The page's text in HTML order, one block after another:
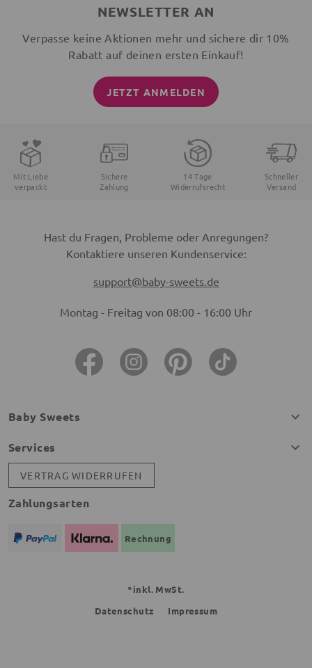
NEWSLETTER AN
Verpasse keine Aktionen mehr und sichere dir 10%
Rabatt auf deinen ersten Einkauf!
JETZT ANMELDEN
Mit Liebe
verpackt
Sichere
Zahlung
14 Tage
Widerrufsrecht
Schneller
Versand
Hast du Fragen, Probleme oder Anregungen?
Kontaktiere unseren Kundenservice:
support@baby-sweets.de
Montag - Freitag von 08:00 - 16:00 Uhr
Baby Sweets
Services
VERTRAG WIDERRUFEN
Zahlungsarten
Rechnung
*inkl. MwSt.
Datenschutz
Impressum